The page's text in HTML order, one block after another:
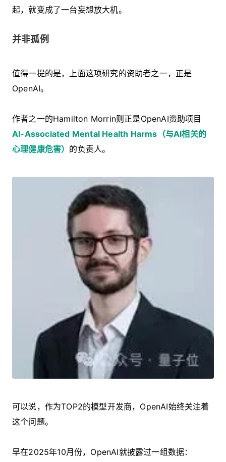
起，就变成了一台妄想放大机。
并非孤例
值得一提的是，上面这项研究的资助者之一，正是
OpenAI。
作者之一的Hamilton Morrin则正是OpenAI资助项目
AI-Associated Mental Health Harms（与AI相关的
心理健康危害） 的负责人。
可以说，作为TOP2的模型开发商，OpenAI始终关注着
这个问题。
早在2025年10月份，OpenAI就披露过一组数据：